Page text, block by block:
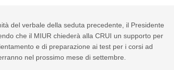
del verbale della seduta precedente, il Presidente
che il MIUR chiederà alla CRUI un supporto per
e di preparazione ai test per i corsi ad
nel prossimo mese di settembre.